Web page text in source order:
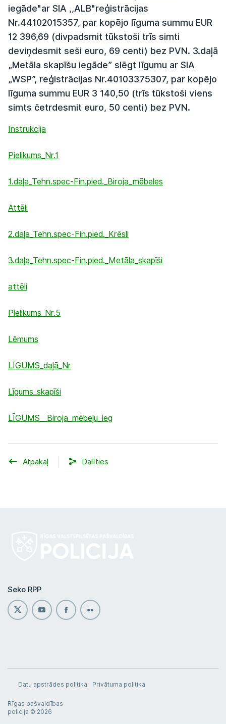
iegāde"ar SIA ,,ALB"reģistrācijas
Nr.44102015357, par kopējo līguma summu EUR
12 396,69 (divpadsmit tūkstoši trīs simti
deviņdesmit seši euro, 69 centi) bez PVN. 3.daļā
„Metāla skapīšu iegāde” slēgt līgumu ar SIA
„WSP”, reģistrācijas Nr.40103375307, par kopējo
līguma summu EUR 3 140,50 (trīs tūkstoši viens
simts četrdesmit euro, 50 centi) bez PVN.
Instrukcija
Pielikums_Nr.1
1.daļa_Tehn.spec-Fin.pied._Biroja_mēbeles
Attēli
2.daļa_Tehn.spec-Fin.pied._Krēsli
3.daļa_Tehn.spec-Fin.pied._Metāla_skapīši
attēli
Pielikums_Nr.5
Lēmums
LĪGUMS_daļā_Nr
Līgums_skapīši
LĪGUMS__Biroja_mēbeļu_ieg
Atpakaļ Dalīties
Seko RPP
Rīgas pašvaldības
policija © 2026
Datu apstrādes politika Privātuma politika